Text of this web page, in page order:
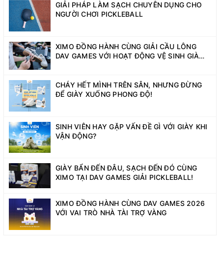
GIẢI PHÁP LÀM SẠCH CHUYÊN DỤNG CHO
NGƯỜI CHƠI PICKLEBALL
XIMO ĐỒNG HÀNH CÙNG GIẢI CẦU LÔNG
DAV GAMES VỚI HOẠT ĐỘNG VỆ SINH GIÀY
CHÁY HẾT MÌNH TRÊN SÂN, NHƯNG ĐỪNG
ĐỂ GIÀY XUỐNG PHONG ĐỘ!
SINH VIÊN HAY GẶP VẤN ĐỀ GÌ VỚI GIÀY KHI
VẬN ĐỘNG?
GIÀY BẨN ĐẾN ĐÂU, SẠCH ĐẾN ĐÓ CÙNG
XIMO TẠI DAV GAMES GIẢI PICKLEBALL!
XIMO ĐỒNG HÀNH CÙNG DAV GAMES 2026
VỚI VAI TRÒ NHÀ TÀI TRỢ VÀNG